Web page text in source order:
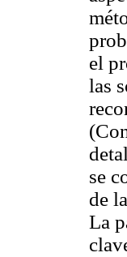
el
las
se
de
La